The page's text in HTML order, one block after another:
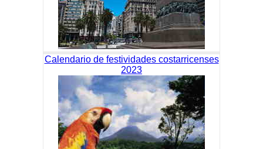
Calendario de festividades costarricenses
2023